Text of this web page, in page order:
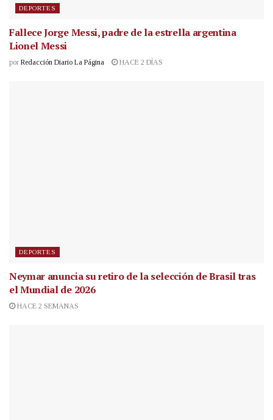
DEPORTES
Fallece Jorge Messi, padre de la estrella argentina
Lionel Messi
por Redacción Diario La Página HACE 2 DÍAS
DEPORTES
Neymar anuncia su retiro de la selección de Brasil tras
el Mundial de 2026
HACE 2 SEMANAS